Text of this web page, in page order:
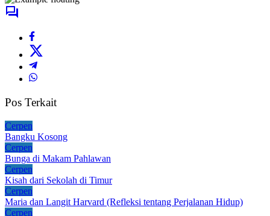
Pos Terkait
Cerpen
Bangku Kosong
Cerpen
Bunga di Makam Pahlawan
Cerpen
Kisah dari Sekolah di Timur
Cerpen
Maria dan Langit Harvard (Refleksi tentang Perjalanan Hidup)
Cerpen